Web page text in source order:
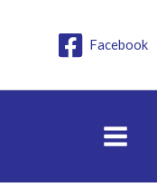
Facebook